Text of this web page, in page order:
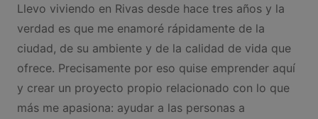
Llevo viviendo en Rivas desde hace tres años y la
verdad es que me enamoré rápidamente de la
ciudad, de su ambiente y de la calidad de vida que
ofrece. Precisamente por eso quise emprender aquí
y crear un proyecto propio relacionado con lo que
más me apasiona: ayudar a las personas a